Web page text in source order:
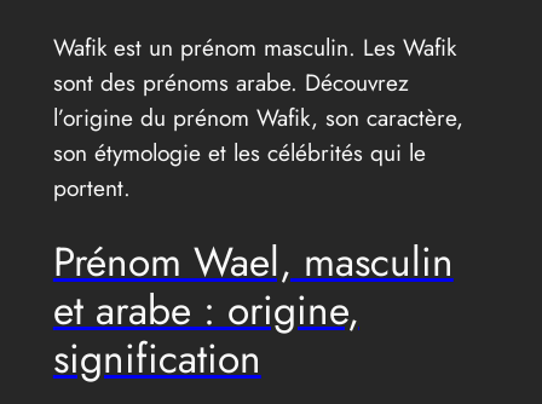
Wafik est un prénom masculin. Les Wafik
sont des prénoms arabe. Découvrez
l’origine du prénom Wafik, son caractère,
son étymologie et les célébrités qui le
portent.
Prénom Wael, masculin
et arabe : origine,
signification